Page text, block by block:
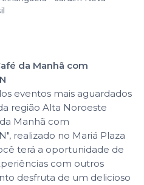
da Manhã com
eventos mais aguardados
região Alta Noroeste
Manhã com
realizado no Mariá Plaza
terá a oportunidade de
com outros
desfruta de um delicioso